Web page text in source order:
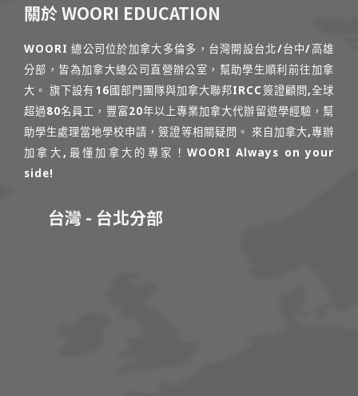
關於 WOORI EDUCATION
WOORI 總公司位於加拿大多倫多，台灣開設台北/台中/高雄
分部，皆為加拿大總公司直營辦公室，幫助學生順利前往加拿
大。 旗下設有16國部門團隊與加拿大聯邦IRCC簽證顧問,全球
超過80名員工，豐富20年以上專業加拿大代辦留遊學經驗，幫
助學生處理當地學校申請，簽證等相關疑問。 來自加拿大,專辦
加拿大,最懂加拿大的專家！WOORI Always on your
side!
台灣 - 台北分部